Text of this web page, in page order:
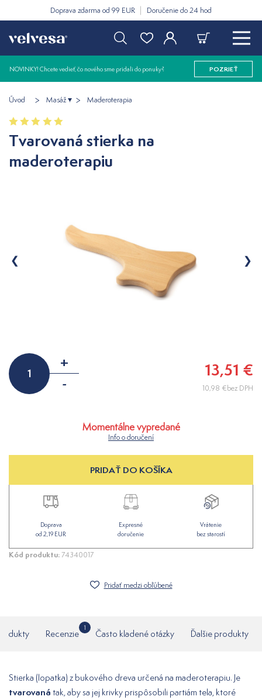
Doprava zdarma od 99 EUR Doručenie do 24 hod
NOVINKY! Chcete vedieť, čo nového sme pridali do ponuky? POZRIEŤ
Úvod Masáž Maderoterapia
Tvarovaná stierka na
maderoterapiu
+
-
13,51 €
10,98 €bez DPH
Momentálne vypredané
Info o doručení
PRIDAŤ DO KOŠÍKA
Doprava
od 2,19 EUR
Expresné
doručenie
Vrátenie
bez starostí
Kód produktu:74340017
Pridať medzi obľúbené
Recenzie
1
Často kladené otázky Ďalšie produkty
Stierka (lopatka) z bukového dreva určená na maderoterapiu. Je
tvarovaná tak, aby sa jej krivky prispôsobili partiám tela, ktoré